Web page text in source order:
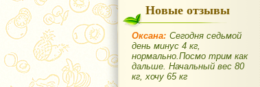
Новые отзывы
Оксана: Сегодня седьмой
день минус 4 кг,
нормально.Посмо трим как
дальше. Начальный вес 80
кг, хочу 65 кг